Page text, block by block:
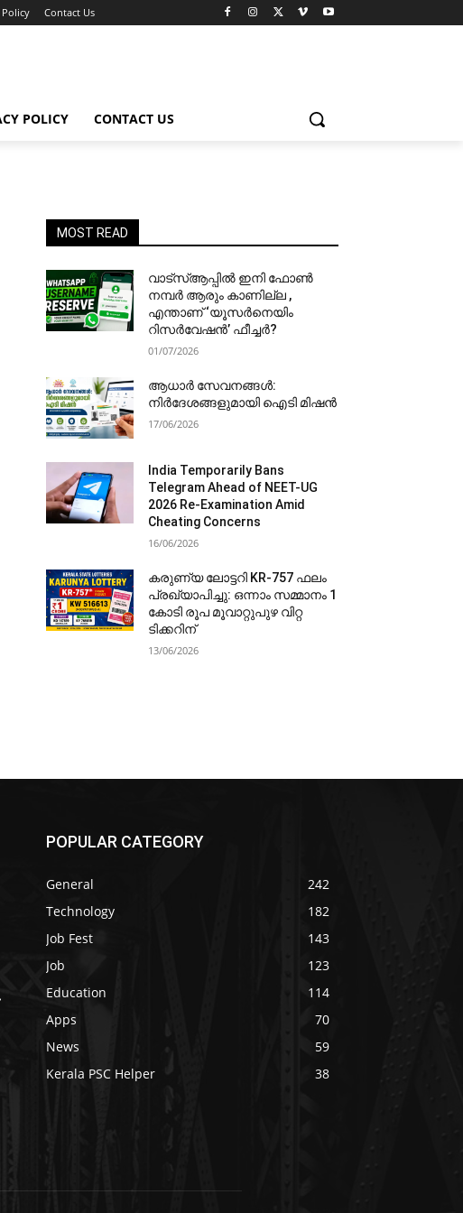
Policy Contact Us
POLICY CONTACT US
MOST READ
വാട്‌സ്ആപ്പിൽ ഇനി ഫോൺ
നമ്പർ ആരും കാണില്ല ,
എന്താണ് ‘യൂസർനെയിം
റിസർവേഷൻ’ ഫീച്ചർ?
01/07/2026
ആധാർ സേവനങ്ങൾ:
നിർദേശങ്ങളുമായി ഐടി മിഷൻ
17/06/2026
India Temporarily Bans
Telegram Ahead of NEET-UG
2026 Re-Examination Amid
Cheating Concerns
16/06/2026
കരുണ്യ ലോട്ടറി KR-757 ഫലം
പ്രഖ്യാപിച്ചു: ഒന്നാം സമ്മാനം 1
കോടി രൂപ മൂവാറ്റുപുഴ വിറ്റ
ടിക്കറിന്
13/06/2026
POPULAR CATEGORY
General
242
Technology
182
Job Fest
143
Job
123
Education
114
Apps
70
News
59
Kerala PSC Helper
38